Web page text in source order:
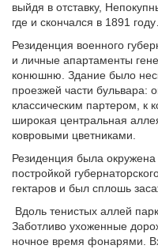
выйдя в отставку,
где и скончался в 1891
Резиденция военного
и личные апартаменты
конюшню. Здание было
проезжей части бульвара:
классическим партером, к
широкая центральная
ковровыми цветниками.
Резиденция была
постройкой
гектаров и был сплошь
Вдоль тенистых аллей
Заботливо ухоженные
ночное время фонарями.